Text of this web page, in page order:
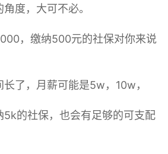
度，大可不必。
，缴纳500元的社保对你来说
了，月薪可能是5w，10w，
5k的社保，也会有足够的可支配